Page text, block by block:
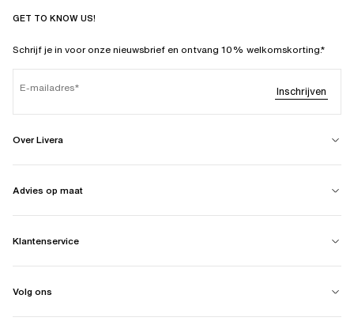
GET TO KNOW US!
Schrijf je in voor onze nieuwsbrief en ontvang 10% welkomskorting.*
E-mailadres Inschrijven
Over Livera
Advies op maat
Klantenservice
Volg ons